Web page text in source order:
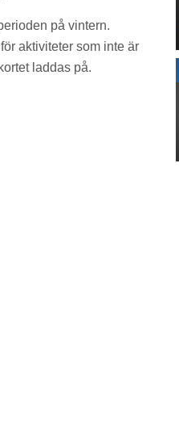
på vintern.
aktiviteter som inte är
laddas på.